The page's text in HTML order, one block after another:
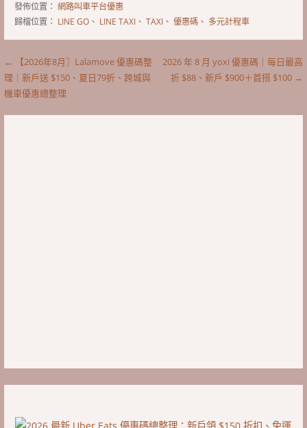
發佈位置： 網路叫車平台優惠
歸檔位置： LINE GO、 LINE TAXI、 TAXI、 優惠碼、 多元計程車
文
章
導
← 【2026年8月〗Lalamove 優惠碼整
理｜新戶送 $150、夏日79折、跨城與
機車優惠總整理
2026 年 8 月 yoxi 優惠碼｜每日最高
折 $88、新戶 $900＋首搭 $100 →